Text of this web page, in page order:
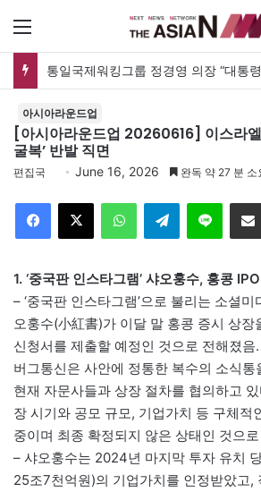
메뉴
[이우근 칼럼] 민주정부, 그 겉과 속
아시아라운드업
[아시아라운드업 20260616] 이스라엘
굴복’ 반발 직면
편집국 June 16, 2026 완독 약 27 분 소
Facebook
X WhatsAppTelegramLine
1. ‘중국판 인스타그램’ 샤오훙수, 홍콩
– ‘중국판 인스타그램’으로 불리는 소셜
오훙수(小紅書)가 이달 말 홍콩 증시 상장
신청서를 제출할 예정인 것으로 전해졌음
버그통신은 사안에 정통한 복수의 소식
현재 자문사들과 상장 절차를 협의하고
장 시기와 공모 규모, 기업가치 등 구체적
중이며 최종 확정되지 않은 상태인 것으
– 샤오훙수는 2024년 마지막 투자 유치
25조7천억원)의 기업가치를 인정받았고,